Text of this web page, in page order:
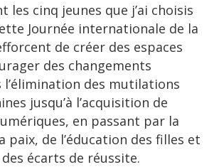
les cinq jeunes que j’ai choisis
Journée internationale de la
de créer des espaces
des changements
des mutilations
jusqu’à l’acquisition de
en passant par la
paix, de l’éducation des filles et
écarts de réussite.